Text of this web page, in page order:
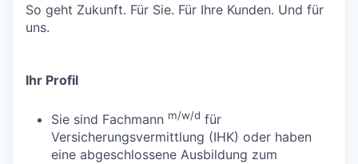
So geht Zukunft. Für Sie. Für Ihre Kunden. Und für
uns.
Ihr Profil
Sie sind Fachmann m/w/d für
Versicherungsvermittlung (IHK) oder haben
eine abgeschlossene Ausbildung zum